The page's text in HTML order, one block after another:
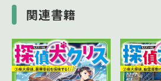
関連書籍